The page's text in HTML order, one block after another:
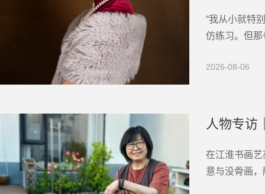
“我从小就特
仿练习。但
松开明的家
2026-08-06
人物专访
在江淮书画
意与没骨画